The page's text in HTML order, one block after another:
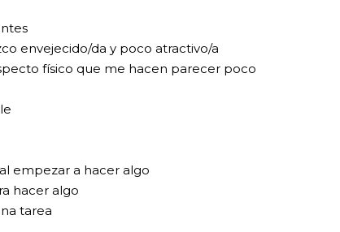
envejecido/da y poco atractivo/a
físico que me hacen parecer poco
empezar a hacer algo
hacer algo
tarea